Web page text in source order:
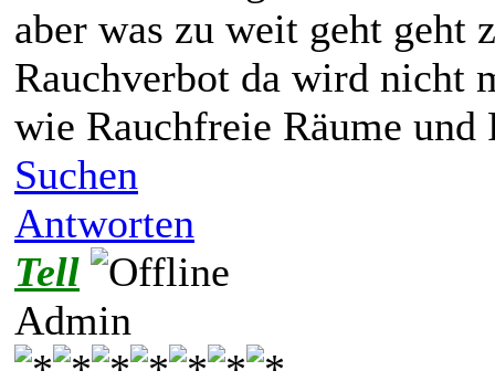
aber was zu weit geht geht
Rauchverbot da wird nicht
wie Rauchfreie Räume und
Suchen
Antworten
Tell
Admin